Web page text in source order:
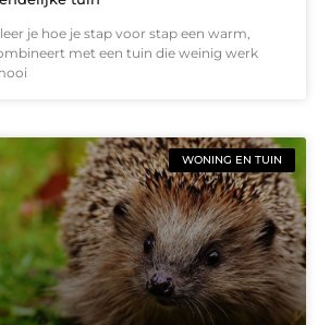
je hoe je stap voor stap een warm,
met een tuin die weinig werk
WONING EN TUIN